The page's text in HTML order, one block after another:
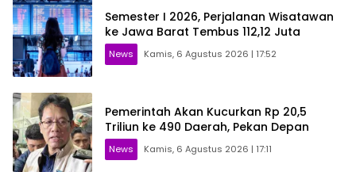
Semester I 2026, Perjalanan Wisatawan
ke Jawa Barat Tembus 112,12 Juta
News Kamis, 6 Agustus 2026 | 17:52
Pemerintah Akan Kucurkan Rp 20,5
Triliun ke 490 Daerah, Pekan Depan
News Kamis, 6 Agustus 2026 | 17:11